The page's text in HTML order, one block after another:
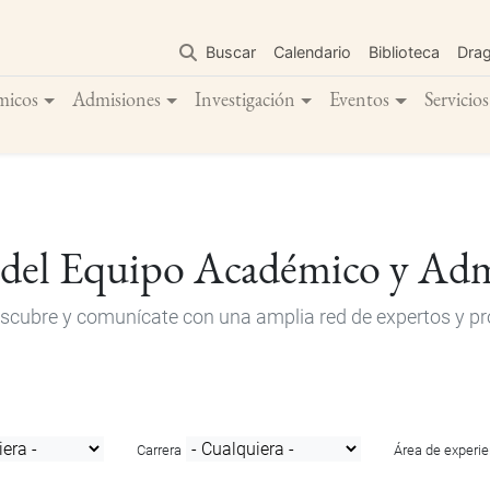
contenido
principal
Buscar Calendario Biblioteca
Admisiones Investigación Eventos Servicios
Equipo Académico y
y comunícate con una amplia red de expertos y
Carrera Área de